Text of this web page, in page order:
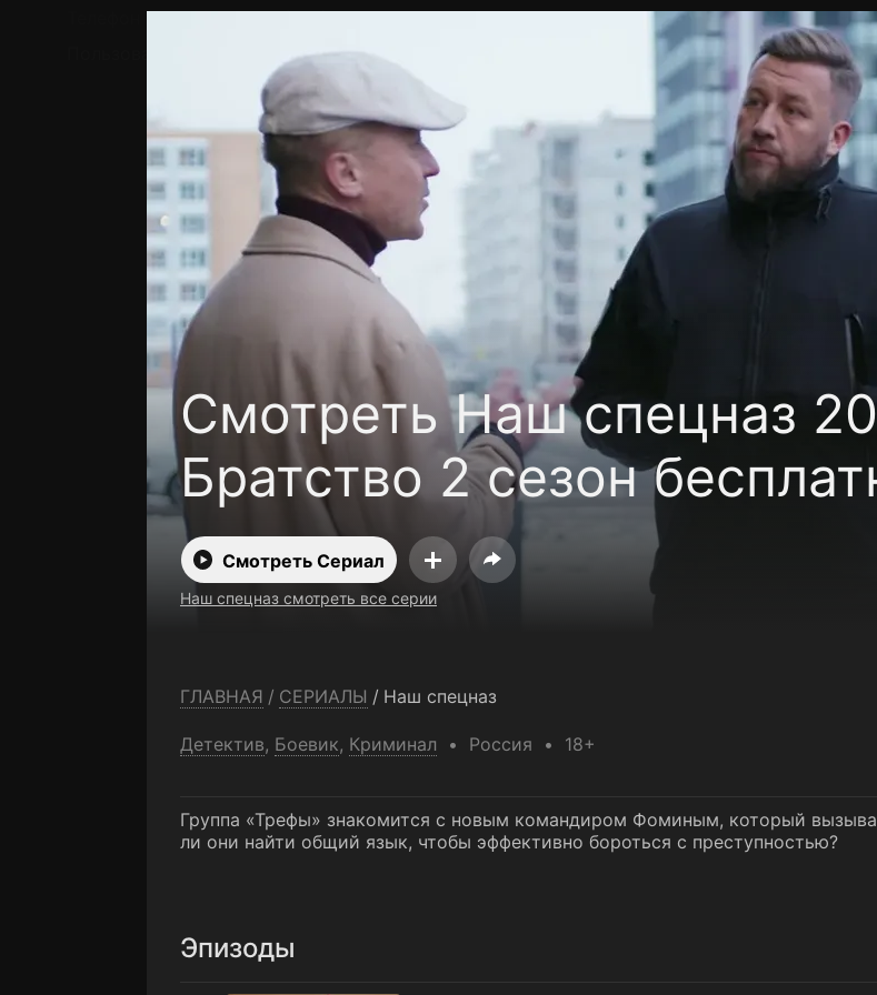
Смотреть Наш спецназ
Братство 2 сезон
Смотреть Сериал
Наш спецназ смотреть все серии
ГЛАВНАЯ / СЕРИАЛЫ / Наш спецназ
Детектив, Боевик, Криминал Россия 18+
Группа «Трефы» знакомится с новым командиром Фоминым, который
ли они найти общий язык, чтобы эффективно бороться с преступностью?
Эпизоды
Телефон поддержки:+7 (727) 323 10 92
Пользовательское соглашение
Политика конфиденциальности Открыть приложение